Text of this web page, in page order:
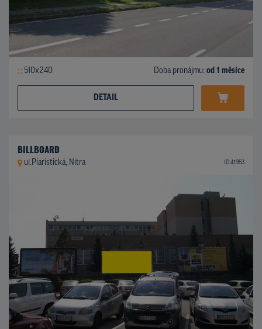
510x240 Doba pronájmu: od 1 měsíce
DETAIL
BILLBOARD
ul.Piaristická, Nitra ID 41953